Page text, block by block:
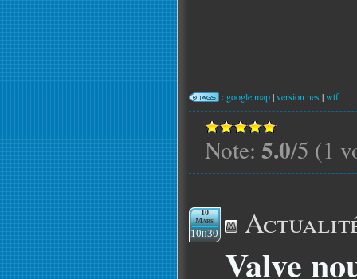
: google map|version nes |wtf
Note: 5.0/5 (1
10
Mars
10h30
Valve